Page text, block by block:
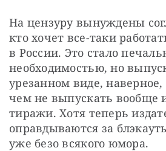
На цензуру вынуждены
кто хочет все-таки
в России. Это стало
необходимостью, но
урезанном виде,
чем не выпускать вообще
тиражи. Хотя теперь
оправдываются за
уже безо всякого юмора.